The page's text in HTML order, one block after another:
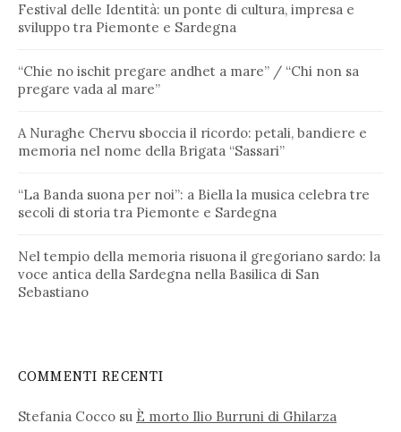
Festival delle Identità: un ponte di cultura, impresa e
sviluppo tra Piemonte e Sardegna
“Chie no ischit pregare andhet a mare” / “Chi non sa
pregare vada al mare”
A Nuraghe Chervu sboccia il ricordo: petali, bandiere e
memoria nel nome della Brigata “Sassari”
“La Banda suona per noi”: a Biella la musica celebra tre
secoli di storia tra Piemonte e Sardegna
Nel tempio della memoria risuona il gregoriano sardo: la
voce antica della Sardegna nella Basilica di San
Sebastiano
COMMENTI RECENTI
Stefania Cocco su È morto Ilio Burruni di Ghilarza